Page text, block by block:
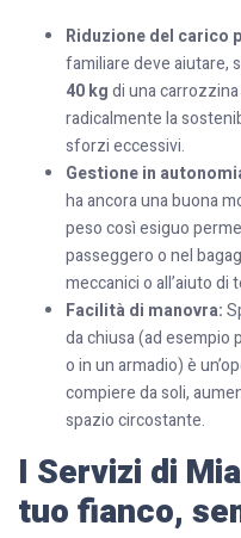
Riduzione del carico
familiare deve aiutare,
40 kgdi una
radicalmente la
sforzi eccessivi.
Gestione in
ha ancora una buona
peso così esiguo
passeggero o nel
meccanici o all’aiuto di
Facilità di manovra:
da chiusa (ad esempio
o in un armadio) è
compiere da soli,
spazio circostante.
I Servizi di
tuo fianco,